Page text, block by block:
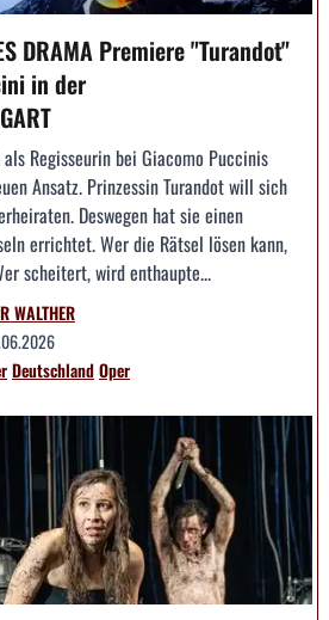
DRAMA Premiere "Turandot"
in der
Regisseurin bei Giacomo Puccinis
Ansatz. Prinzessin Turandot will sich
Deswegen hat sie einen
errichtet. Wer die Rätsel lösen kann,
scheitert, wird enthaupte...
WALTHER
DeutschlandOper